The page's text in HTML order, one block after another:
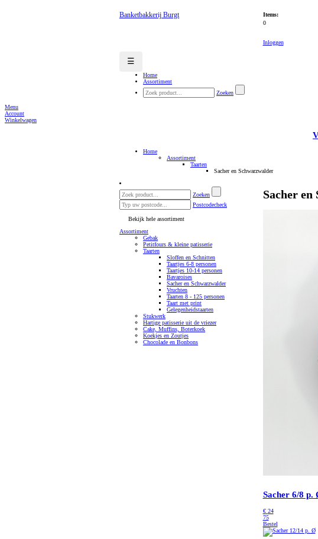
Banketbakkerij Burgt
Items:
0
Inloggen
☰
Home
Assortiment
Zoeken
Menu
Account
Winkelwagen
Home
Assortiment
Taarten
Sacher en Schwarzwalder
Zoeken
Postcodecheck
Bekijk hele assortiment
Assortiment
Gebak
Petitfours & kleine patisserie
Taarten
Sloffen en Schnitten
Taartjes 6-8 personen
Taartjes 10-14 personen
Bavaroises
Sacher en Schwarzwalder
Vruchten
Taarten 8 - 125 personen
Taart met print
Gelegenheidstaarten
Stukwerk
Hartige patisserie uit de vriezer
Cake, Muffins, Boterkoek
Koekjes en Zoutjes
Chocolade en Bonbons
Sacher en
Sacher 6/8 p.
€ 24
75
Bestel